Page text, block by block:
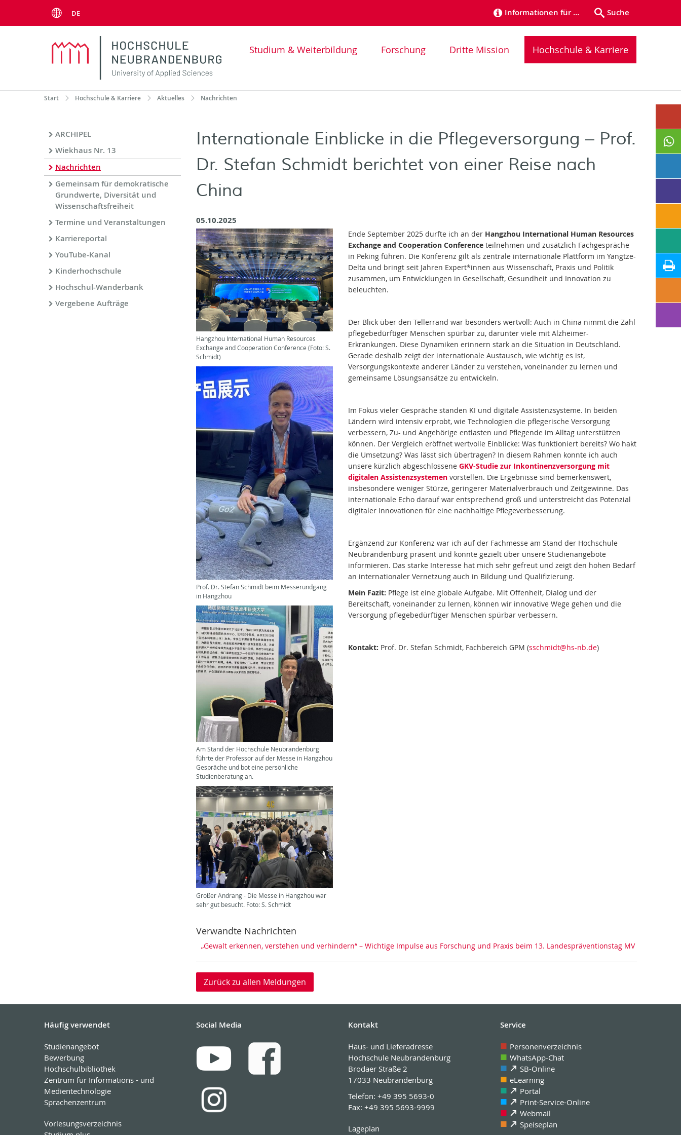
DE Informationen für … Suche
Studium & Weiterbildung Forschung Dritte Mission Hochschule & Karriere
Start Hochschule & Karriere Aktuelles Nachrichten
ARCHIPEL
Wiekhaus Nr. 13
Nachrichten
Gemeinsam für demokratische
Grundwerte, Diversität und
Wissenschaftsfreiheit
Termine und Veranstaltungen
Karriereportal
YouTube-Kanal
Kinderhochschule
Hochschul-Wanderbank
Vergebene Aufträge
Internationale Einblicke in die Pflegeversorgung – Prof.
Dr. Stefan Schmidt berichtet von einer Reise nach
China
05.10.2025
Hangzhou International Human Resources
Exchange and Cooperation Conference (Foto: S.
Schmidt)
Prof. Dr. Stefan Schmidt beim Messerundgang
in Hangzhou
Am Stand der Hochschule Neubrandenburg
führte der Professor auf der Messe in Hangzhou
Gespräche und bot eine persönliche
Studienberatung an.
Großer Andrang - Die Messe in Hangzhou war
sehr gut besucht. Foto: S. Schmidt
Ende September 2025 durfte ich an der Hangzhou International Human Resources
Exchange and Cooperation Conferenceteilnehmen und zusätzlich Fachgespräche
in Peking führen. Die Konferenz gilt als zentrale internationale Plattform im Yangtze-
Delta und bringt seit Jahren Expert*innen aus Wissenschaft, Praxis und Politik
zusammen, um Entwicklungen in Gesellschaft, Gesundheit und Innovation zu
beleuchten.
Der Blick über den Tellerrand war besonders wertvoll: Auch in China nimmt die Zahl
pflegebedürftiger Menschen spürbar zu, darunter viele mit Alzheimer-
Erkrankungen. Diese Dynamiken erinnern stark an die Situation in Deutschland.
Gerade deshalb zeigt der internationale Austausch, wie wichtig es ist,
Versorgungskontexte anderer Länder zu verstehen, voneinander zu lernen und
gemeinsame Lösungsansätze zu entwickeln.
Im Fokus vieler Gespräche standen KI und digitale Assistenzsysteme. In beiden
Ländern wird intensiv erprobt, wie Technologien die pflegerische Versorgung
verbessern, Zu- und Angehörige entlasten und Pflegende im Alltag unterstützen
können. Der Vergleich eröffnet wertvolle Einblicke: Was funktioniert bereits? Wo hakt
die Umsetzung? Was lässt sich übertragen? In diesem Rahmen konnte ich auch
unsere kürzlich abgeschlossene GKV-Studie zur Inkontinenzversorgung mit
digitalen Assistenzsystemenvorstellen. Die Ergebnisse sind bemerkenswert,
insbesondere weniger Stürze, geringerer Materialverbrauch und Zeitgewinne. Das
internationale Echo darauf war entsprechend groß und unterstreicht das Potenzial
digitaler Innovationen für eine nachhaltige Pflegeverbesserung.
Ergänzend zur Konferenz war ich auf der Fachmesse am Stand der Hochschule
Neubrandenburg präsent und konnte gezielt über unsere Studienangebote
informieren. Das starke Interesse hat mich sehr gefreut und zeigt den hohen Bedarf
an internationaler Vernetzung auch in Bildung und Qualifizierung.
Mein Fazit: Pflege ist eine globale Aufgabe. Mit Offenheit, Dialog und der
Bereitschaft, voneinander zu lernen, können wir innovative Wege gehen und die
Versorgung pflegebedürftiger Menschen spürbar verbessern.
Kontakt: Prof. Dr. Stefan Schmidt, Fachbereich GPM (sschmidt@hs-nb.de)
Verwandte Nachrichten
„Gewalt erkennen, verstehen und verhindern“ – Wichtige Impulse aus Forschung und Praxis beim 13. Landespräventionstag MV
Zurück zu allen Meldungen
Häufig verwendet
Studienangebot
Bewerbung
Hochschulbibliothek
Zentrum für Informations - und
Medientechnologie
Sprachenzentrum
Vorlesungsverzeichnis
Social Media Kontakt
Haus- und Lieferadresse
Hochschule Neubrandenburg
Brodaer Straße 2
17033 Neubrandenburg
Telefon: +49 395 5693-0
Fax: +49 395 5693-9999
Lageplan
Service
Personenverzeichnis
WhatsApp-Chat
SB-Online
eLearning
Portal
Print-Service-Online
Webmail
Speiseplan